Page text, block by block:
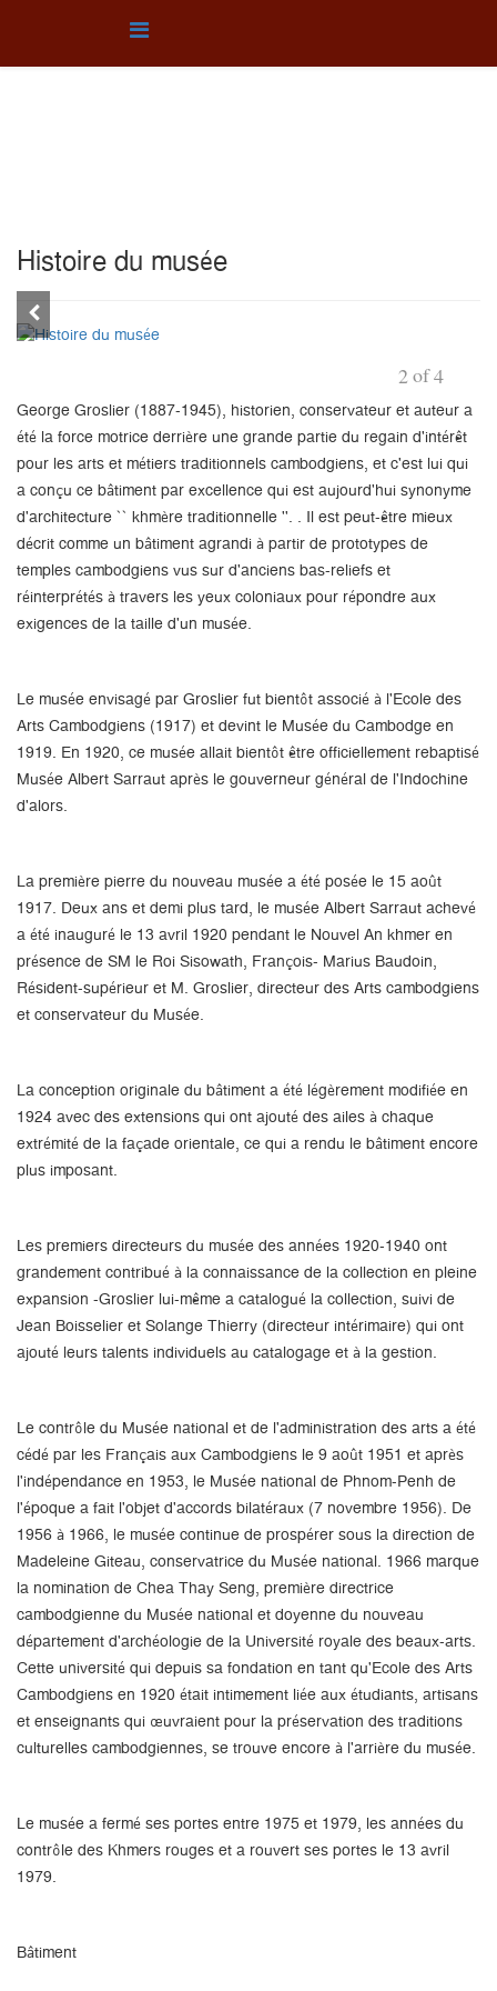
Histoire du musée
2 of4
George Groslier (1887-1945), historien, conservateur et auteur a
été la force motrice derrière une grande partie du regain d'intérêt
pour les arts et métiers traditionnels cambodgiens, et c'est lui qui
a conçu ce bâtiment par excellence qui est aujourd'hui synonyme
d'architecture `` khmère traditionnelle ''. . Il est peut-être mieux
décrit comme un bâtiment agrandi à partir de prototypes de
temples cambodgiens vus sur d'anciens bas-reliefs et
réinterprétés à travers les yeux coloniaux pour répondre aux
exigences de la taille d'un musée.
Le musée envisagé par Groslier fut bientôt associé à l'Ecole des
Arts Cambodgiens (1917) et devint le Musée du Cambodge en
1919. En 1920, ce musée allait bientôt être officiellement rebaptisé
Musée Albert Sarraut après le gouverneur général de l'Indochine
d'alors.
La première pierre du nouveau musée a été posée le 15 août
1917. Deux ans et demi plus tard, le musée Albert Sarraut achevé
a été inauguré le 13 avril 1920 pendant le Nouvel An khmer en
présence de SM le Roi Sisowath, François- Marius Baudoin,
Résident-supérieur et M. Groslier, directeur des Arts cambodgiens
et conservateur du Musée.
La conception originale du bâtiment a été légèrement modifiée en
1924 avec des extensions qui ont ajouté des ailes à chaque
extrémité de la façade orientale, ce qui a rendu le bâtiment encore
plus imposant.
Les premiers directeurs du musée des années 1920-1940 ont
grandement contribué à la connaissance de la collection en pleine
expansion -Groslier lui-même a catalogué la collection, suivi de
Jean Boisselier et Solange Thierry (directeur intérimaire) qui ont
ajouté leurs talents individuels au catalogage et à la gestion.
Le contrôle du Musée national et de l'administration des arts a été
cédé par les Français aux Cambodgiens le 9 août 1951 et après
l'indépendance en 1953, le Musée national de Phnom-Penh de
l'époque a fait l'objet d'accords bilatéraux (7 novembre 1956). De
1956 à 1966, le musée continue de prospérer sous la direction de
Madeleine Giteau, conservatrice du Musée national. 1966 marque
la nomination de Chea Thay Seng, première directrice
cambodgienne du Musée national et doyenne du nouveau
département d'archéologie de la Université royale des beaux-arts.
Cette université qui depuis sa fondation en tant qu'Ecole des Arts
Cambodgiens en 1920 était intimement liée aux étudiants, artisans
et enseignants qui œuvraient pour la préservation des traditions
culturelles cambodgiennes, se trouve encore à l'arrière du musée.
Le musée a fermé ses portes entre 1975 et 1979, les années du
contrôle des Khmers rouges et a rouvert ses portes le 13 avril
1979.
Bâtiment